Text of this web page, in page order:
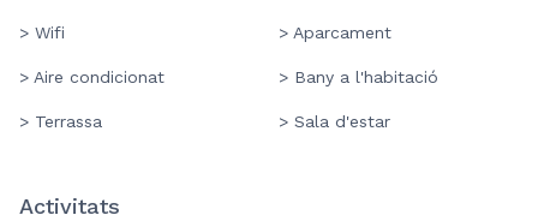
> Wifi > Aparcament
> Aire condicionat > Bany a l'habitació
> Terrassa > Sala d'estar
Activitats